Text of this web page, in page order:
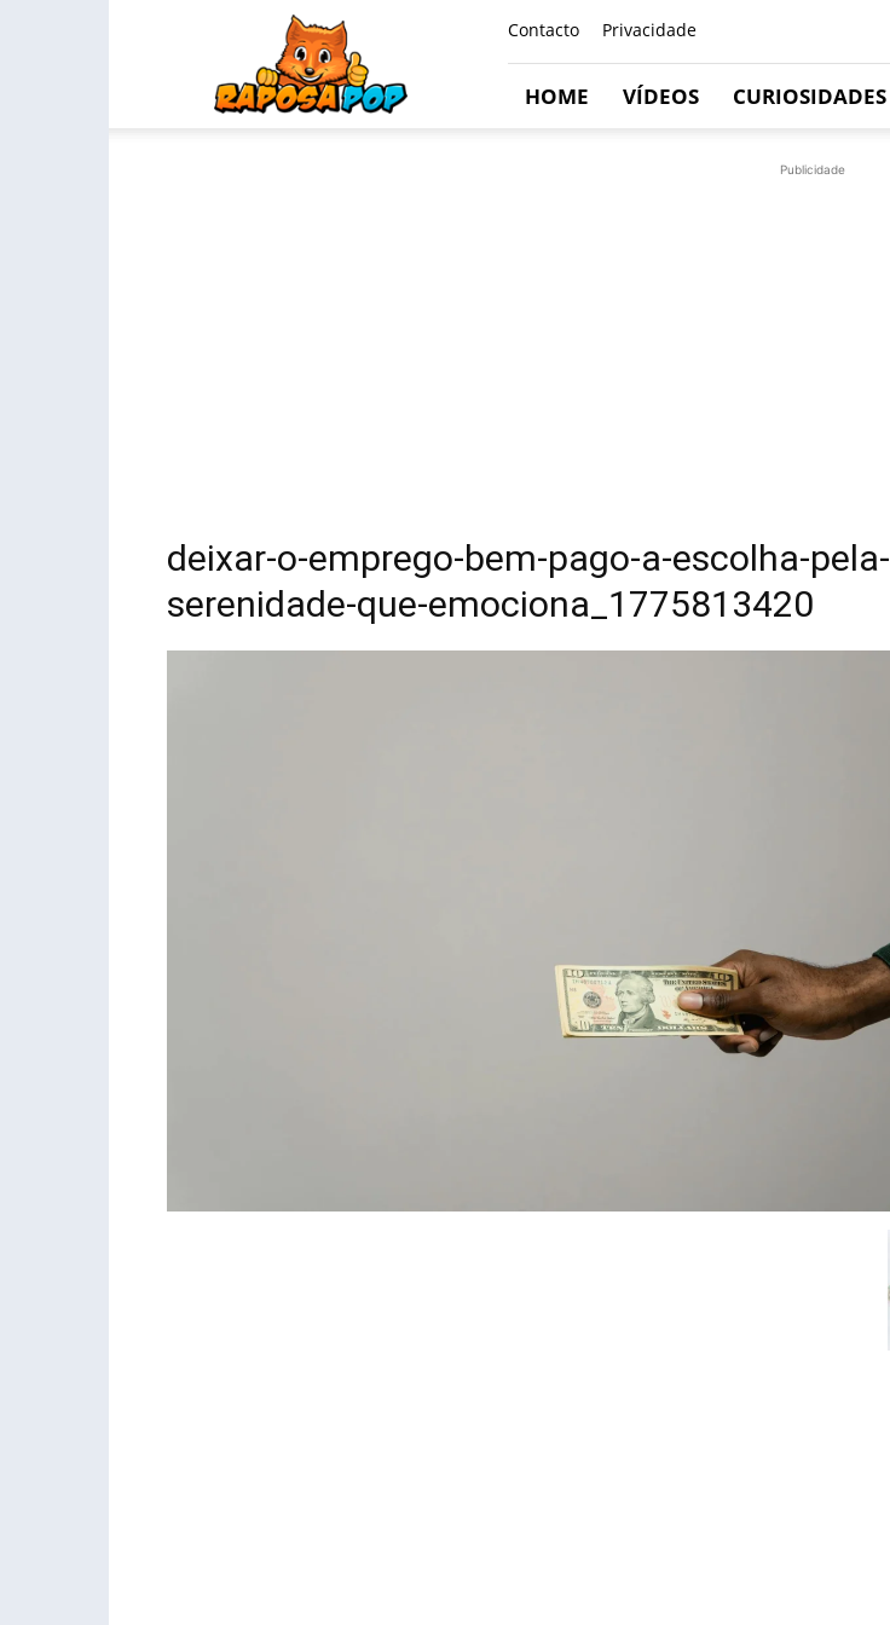
Contacto Privacidade
HOME VÍDEOS CURIOSIDADES
Publicidade
deixar-o-emprego-bem-pago-a-escolha-pela-
serenidade-que-emociona_1775813420